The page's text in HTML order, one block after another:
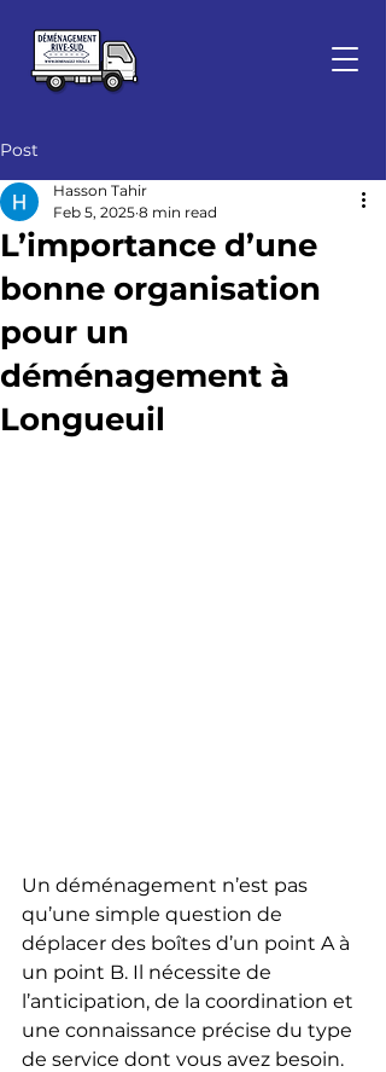
Post
L’importance d’une
bonne organisation
pour un
déménagement à
Longueuil
Hasson Tahir
Feb 5, 2025 8 min read
Un déménagement n’est pas
qu’une simple question de
déplacer des boîtes d’un point A à
un point B. Il nécessite de
l’anticipation, de la coordination et
une connaissance précise du type
de service dont vous avez besoin.